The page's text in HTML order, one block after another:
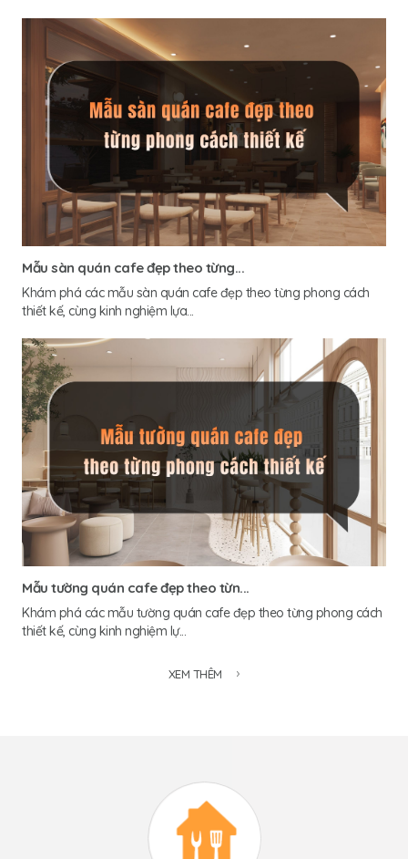
Mẫu sàn quán cafe đẹp theo từng...
Khám phá các mẫu sàn quán cafe đẹp theo từng phong cách
thiết kế, cùng kinh nghiệm lựa...
Mẫu tường quán cafe đẹp theo từn...
Khám phá các mẫu tường quán cafe đẹp theo từng phong cách
thiết kế, cùng kinh nghiệm lự...
XEM THÊM